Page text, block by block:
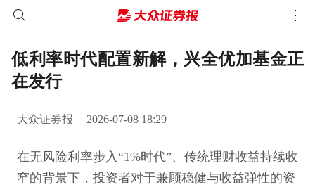
低利率时代配置新解，兴全优加基金正
在发行
大众证券报 2026-07-08 18:29
在无风险利率步入“1%时代”、传统理财收益持续收
窄的背景下，投资者对于兼顾稳健与收益弹性的资